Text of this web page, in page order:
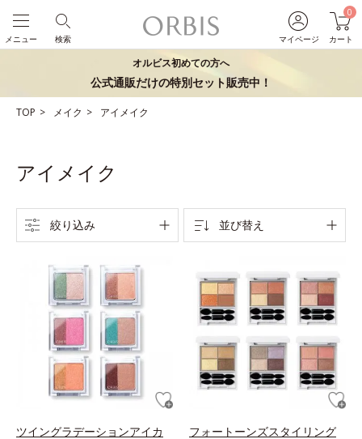
マイページ
0
カート
検索
メニュー
オルビス初めての方へ
公式通販だけの特別セット販売中！
TOP メイク アイメイク
アイメイク
絞り込み 並び替え
ツイングラデーションアイカ
フォートーンズスタイリング